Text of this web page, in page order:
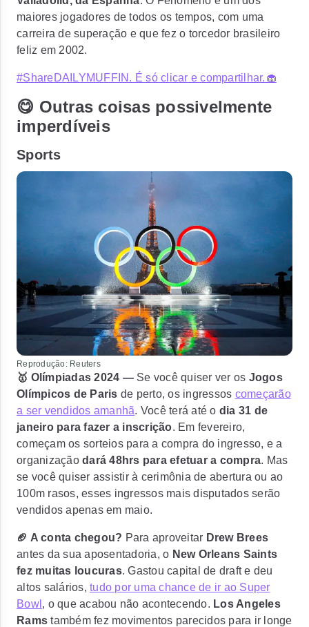
maiores jogadores de todos os tempos, com uma
carreira de superação e que fez o torcedor brasileiro
feliz em 2002.
#ShareDAILYMUFFIN. É só clicar e compartilhar.🧁
😋 Outras coisas possivelmente
imperdíveis
Sports
Reprodução: Reuters
🥇 Olímpiadas 2024 —Se você quiser ver os Jogos
Olímpicos de Paris de perto, os ingressos começarão
a ser vendidos amanhã. Você terá até o dia 31 de
janeiro para fazer a inscrição. Em fevereiro,
começam os sorteios para a compra do ingresso, e a
organizaçãodará 48hrs para efetuar a compra. Mas
se você quiser assistir à cerimônia de abertura ou ao
100m rasos, esses ingressos mais disputados serão
vendidos apenas em maio.
🏈 A conta chegou? Para aproveitar Drew Brees
antes da sua aposentadoria, o New Orleans Saints
fez muitas loucuras. Gastou capital de draft e deu
altos salários, tudo por uma chance de ir ao Super
Bowl , o que acabou não acontecendo. Los Angeles
Ramstambém fez movimentos parecidos para ir longe